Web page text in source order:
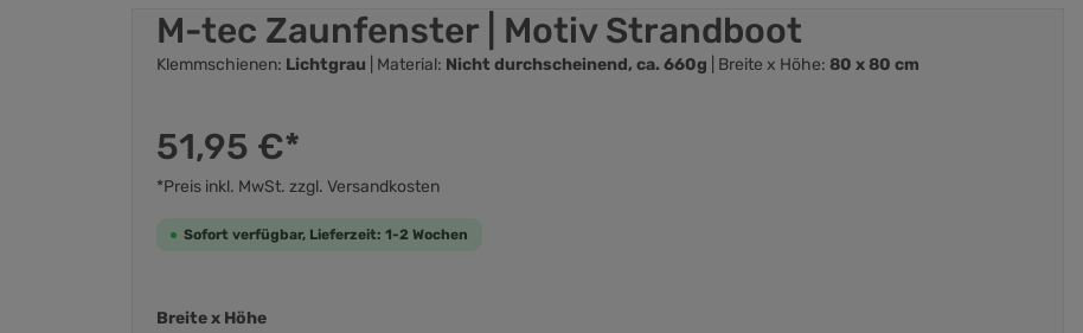
M-tec Zaunfenster | Motiv Strandboot
Klemmschienen: Lichtgrau | Material: Nicht durchscheinend, ca. 660g | Breite x Höhe: 80 x 80 cm
51,95 €*
*Preis inkl. MwSt. zzgl. Versandkosten
Sofort verfügbar, Lieferzeit: 1-2 Wochen
Breite x Höhe